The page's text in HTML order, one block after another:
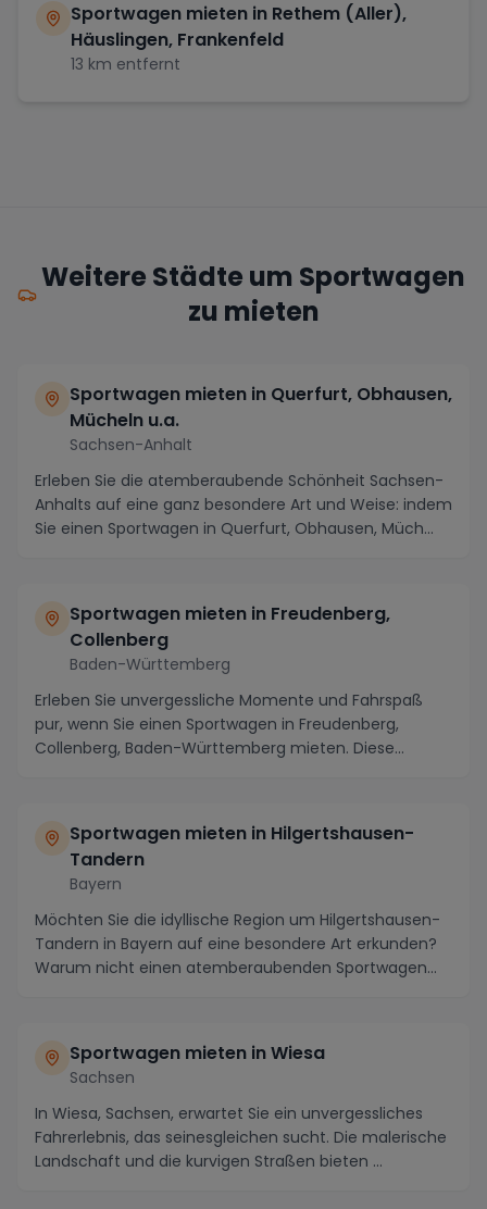
Sportwagen mieten in Rethem (Aller),
Häuslingen, Frankenfeld
13 km entfernt
Weitere Städte um Sportwagen
zu mieten
Sportwagen mieten in Querfurt, Obhausen,
Mücheln u.a.
Sachsen-Anhalt
Erleben Sie die atemberaubende Schönheit Sachsen-
Anhalts auf eine ganz besondere Art und Weise: indem
Sie einen Sportwagen in Querfurt, Obhausen, Müch...
Sportwagen mieten in Freudenberg,
Collenberg
Baden-Württemberg
Erleben Sie unvergessliche Momente und Fahrspaß
pur, wenn Sie einen Sportwagen in Freudenberg,
Collenberg, Baden-Württemberg mieten. Diese
Sportwagen mieten in Hilgertshausen-
Tandern
Bayern
Möchten Sie die idyllische Region um Hilgertshausen-
Tandern in Bayern auf eine besondere Art erkunden?
Warum nicht einen atemberaubenden Sportwagen
Sportwagen mieten in Wiesa
Sachsen
In Wiesa, Sachsen, erwartet Sie ein unvergessliches
Fahrerlebnis, das seinesgleichen sucht. Die malerische
Landschaft und die kurvigen Straßen bieten ...